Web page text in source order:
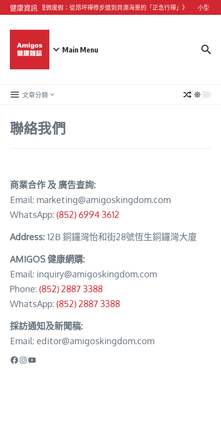
Skip to content
健康資訊
《大嶼山心靈微度假：從昂坪禪修步道到貝澳海景的「正念行禪」》 小型犬
Main Menu
文章分類
聯絡我們
商業合作 及 廣告查詢:
Email: marketing@amigoskingdom.com
WhatsApp: (852) 6994 3612
Address: 12B 銅鑼灣怡和街28號恆生銅鑼灣大廈
AMIGOS 健康網購:
Email: inquiry@amigoskingdom.com
Phone: (852) 2887 3388
WhatsApp: (852) 2887 3388
採訪通知及新聞稿:
Email: editor@amigoskingdom.com
Facebook
Instagram
YouTube